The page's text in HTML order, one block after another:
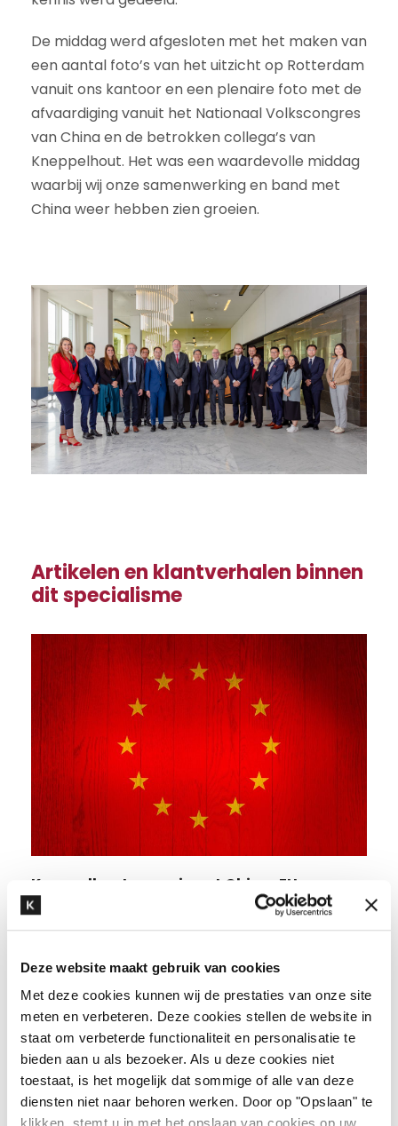
Deze website maakt gebruik van cookies
Met deze cookies kunnen wij de prestaties van onze site
meten en verbeteren. Deze cookies stellen de website in
staat om verbeterde functionaliteit en personalisatie te
bieden aan u als bezoeker. Als u deze cookies niet
toestaat, is het mogelijk dat sommige of alle van deze
diensten niet naar behoren werken. Door op "Opslaan" te
De middag werd afgesloten met het maken van
een aantal foto’s van het uitzicht op Rotterdam
vanuit ons kantoor en een plenaire foto met de
afvaardiging vanuit het Nationaal Volkscongres
van China en de betrokken collega’s van
Kneppelhout. Het was een waardevolle middag
waarbij wij onze samenwerking en band met
China weer hebben zien groeien.
Artikelen en klantverhalen binnen
dit specialisme
Kneppelhout organiseert China-EU
Investment Salon in Wuxi ter ondersteuning
van Chinese ondernemingen bij uitbreiding
naar de Europese markt